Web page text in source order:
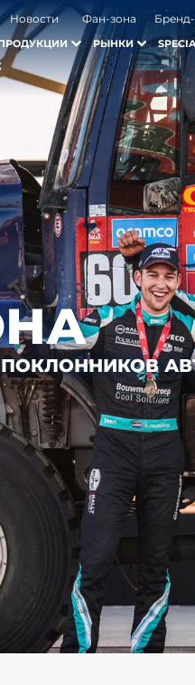
Новости Фан-зона
РЫНКИ